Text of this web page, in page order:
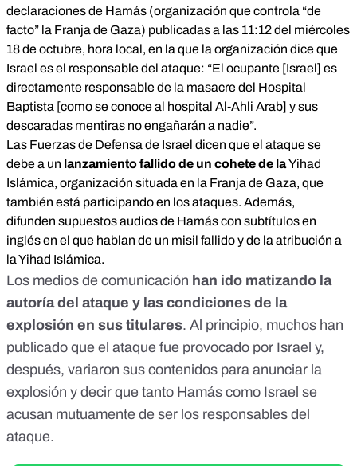
declaraciones de Hamás (organización que controla “de
facto” la Franja de Gaza) publicadas a las 11:12 del miércoles
18 de octubre, hora local, en la que la organización dice que
Israel es el responsable del ataque: “El ocupante [Israel] es
directamente responsable de la masacre del Hospital
Baptista [como se conoce al hospital Al-Ahli Arab] y sus
descaradas mentiras no engañarán a nadie”.
Las Fuerzas de Defensa de Israel dicen que el ataque se
debe a un lanzamiento fallido de un cohete de laYihad
Islámica, organización situada en la Franja de Gaza, que
también está participando en los ataques. Además,
difunden supuestos audios de Hamás con subtítulos en
inglésen el que hablan de un misil fallido y de la atribución a
la Yihad Islámica.
Los medios de comunicación han ido matizando la
autoría del ataque y las condiciones de la
explosión en sus titulares. Al principio, muchos han
publicado que el ataque fue provocado por Israel y,
después, variaron sus contenidos para anunciar la
explosión y decir que tanto Hamás como Israel se
acusan mutuamente de ser los responsables del
ataque.